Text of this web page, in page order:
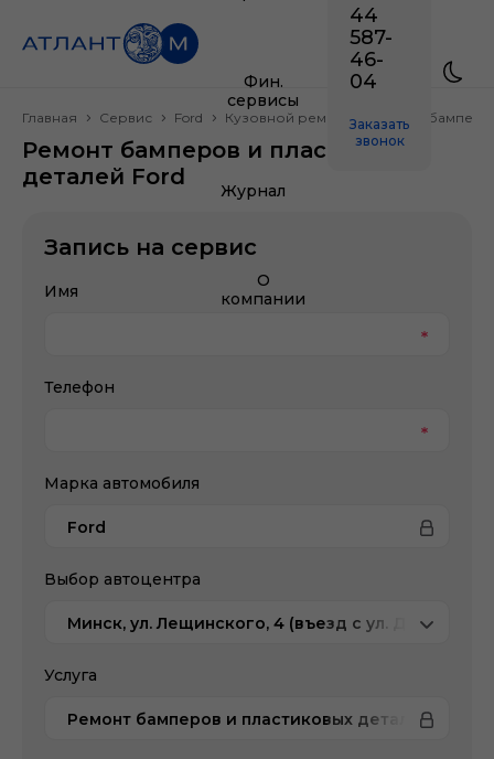
Фин.
сервисы
Журнал
О
компании
44
587-
46-
04
Заказать
звонок
Главная Сервис Ford Кузовной ремонт Ремонт
Ремонт бамперов и пластиковых
деталей Ford
Запись на сервис
Имя
Телефон
Марка автомобиля
Ford
Выбор автоцентра
Минск, ул. Лещинского, 4 (въезд с ул.
Услуга
Ремонт бамперов и пластиковых деталей